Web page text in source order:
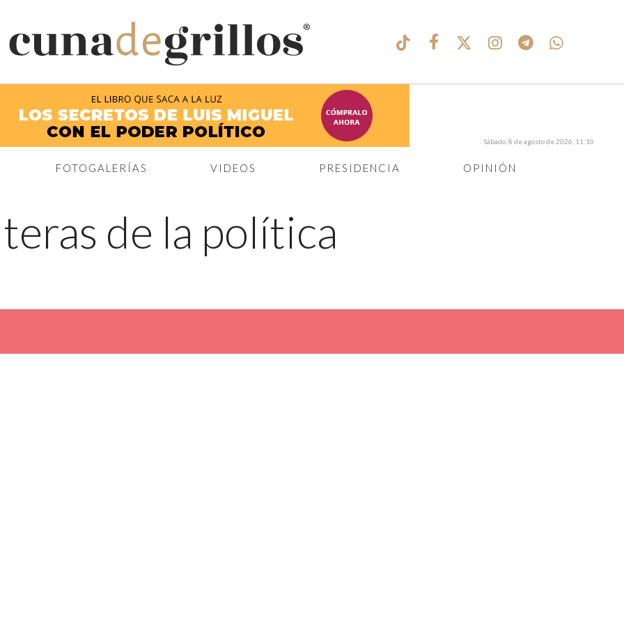
®
FOTOGALERÍAS VIDEOS PRESIDENCIA OPINIÓN
Sábado, 8 de agosto de 2026, 11:10
de la política